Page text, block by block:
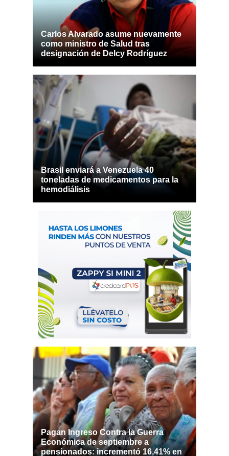
Carlos Alvarado asume nuevamente
como ministro de Salud tras
designación de Delcy Rodríguez
Brasil enviará a Venezuela 40
toneladas de medicamentos para la
hemodiálisis
Pagan Ingreso Contra la Guerra
Económica de septiembre a
pensionados: incrementó 16,41% en